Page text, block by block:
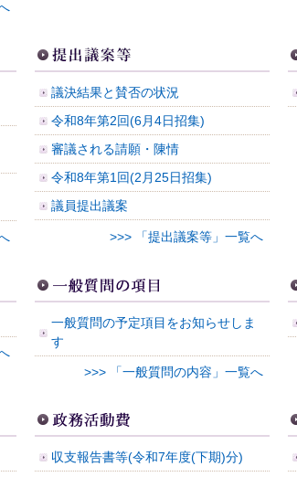
議決結果と賛否の状況
令和8年第2回(6月4日招集)
審議される請願・陳情
令和8年第1回(2月25日招集)
議員提出議案
>>> 「提出議案等」一覧へ
一般質問の予定項目をお知らせしま
す
>>> 「一般質問の内容」一覧へ
収支報告書等(令和7年度(下期)分)